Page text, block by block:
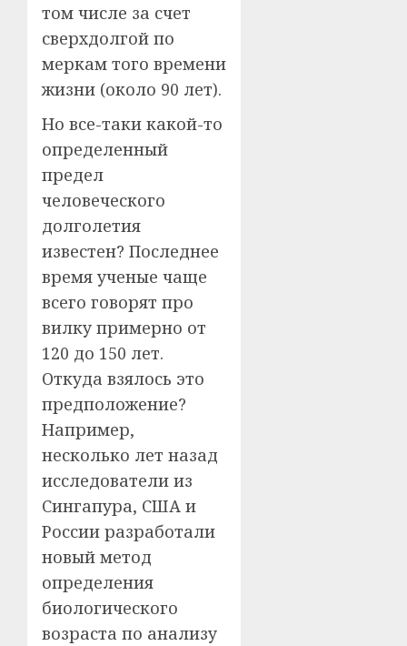
том числе за счет
сверхдолгой по
меркам того времени
жизни (около 90 лет).
Но все-таки какой-то
определенный
предел
человеческого
долголетия
известен? Последнее
время ученые чаще
всего говорят про
вилку примерно от
120 до 150 лет.
Откуда взялось это
предположение?
Например,
несколько лет назад
исследователи из
Сингапура, США и
России разработали
новый метод
определения
биологического
возраста по анализу